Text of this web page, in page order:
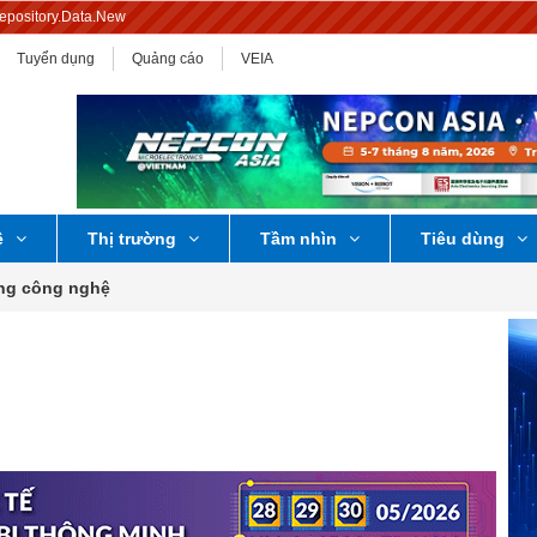
Tuyển dụng Quảng cáo VEIA
Thị trường Tầm nhìn Tiêu dùng
công nghệ